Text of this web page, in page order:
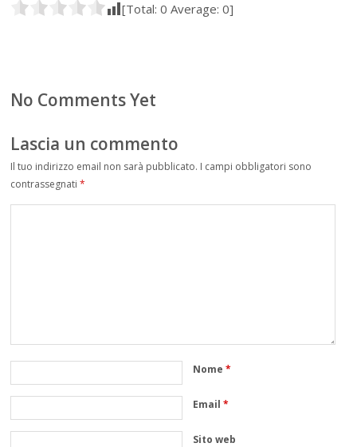
[Total:0 Average:0]
No Comments Yet
Lascia un commento
Il tuo indirizzo email non sarà pubblicato. I campi obbligatori sono
contrassegnati*
Nome*
Email*
Sito web